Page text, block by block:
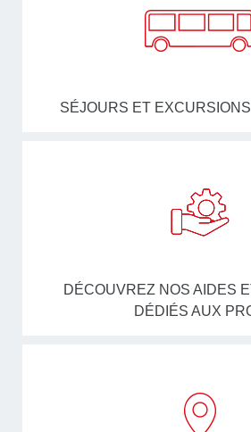
SÉJOURS ET
DÉCOUVREZ NOS AIDES
DÉDIÉS AUX